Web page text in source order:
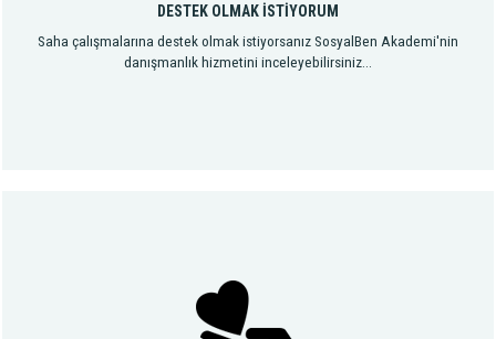
DESTEK OLMAK İSTİYORUM
Saha çalışmalarına destek olmak istiyorsanız SosyalBen Akademi'nin
danışmanlık hizmetini inceleyebilirsiniz...